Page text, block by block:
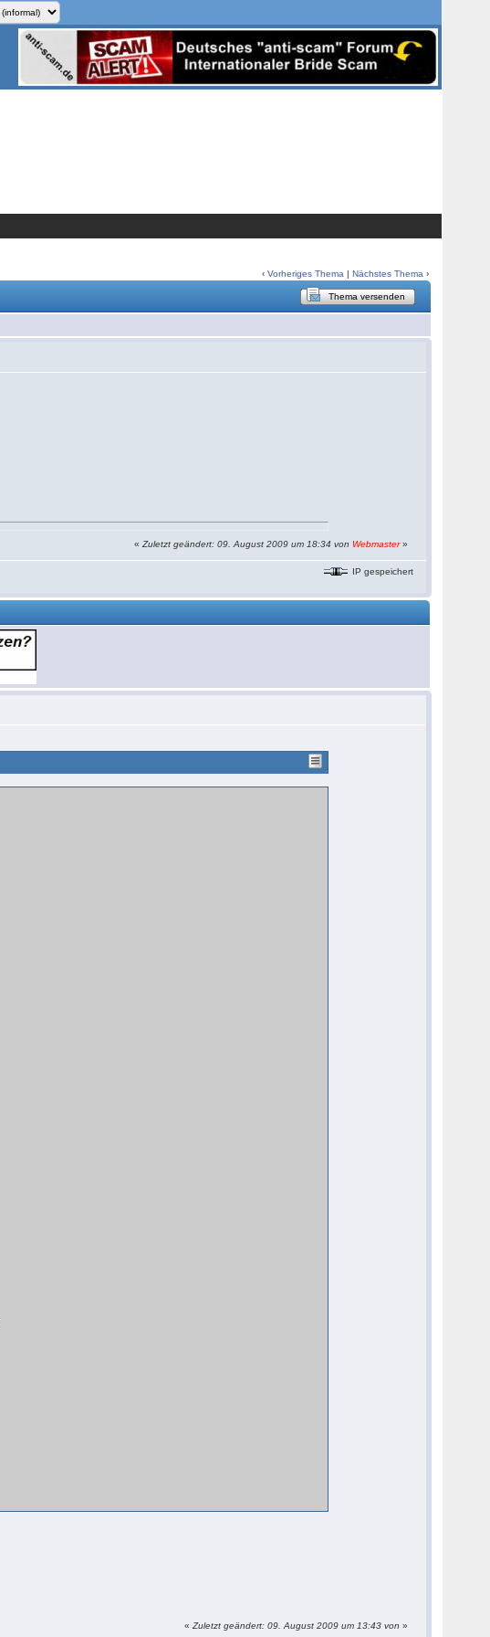
‹Vorheriges Thema |Nächstes Thema ›
Thema versenden
«Zuletzt geändert: 09. August 2009 um 18:34 von Webmaster»
IP gespeichert
«Zuletzt geändert: 09. August 2009 um 13:43 von»